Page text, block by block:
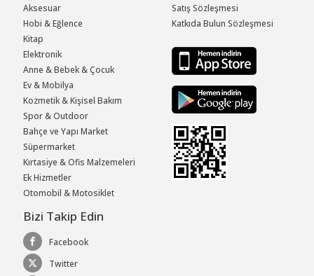
Aksesuar
Hobi & Eğlence
Kitap
Elektronik
Anne & Bebek & Çocuk
Ev & Mobilya
Kozmetik & Kişisel Bakım
Spor & Outdoor
Bahçe ve Yapı Market
Süpermarket
Kırtasiye & Ofis Malzemeleri
Ek Hizmetler
Otomobil & Motosiklet
Satış Sözleşmesi
Katkıda Bulun Sözleşmesi
Bizi Takip Edin
Facebook
Twitter